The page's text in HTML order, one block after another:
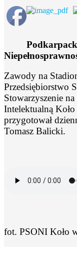
Zawody na
Przedsiębiorstwo
Stowarzyszenie
Intelektualną
przygotował
Tomasz Balicki.
fot. PSONI Koło